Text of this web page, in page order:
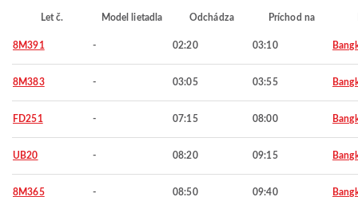
Let č. Model lietadla Odchádza Príchod na
8M391 - 02:20 03:10
8M383 - 03:05 03:55
FD251 - 07:15 08:00
UB20 - 08:20 09:15
8M365 - 08:50 09:40